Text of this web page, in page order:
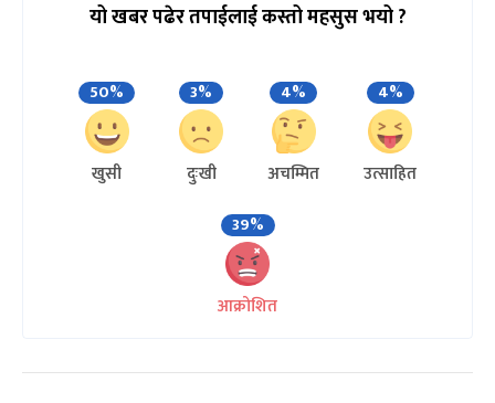
यो खबर पढेर तपाईलाई कस्तो महसुस भयो ?
50%
खुसी
3%
दुःखी
4%
अचम्मित
4%
उत्साहित
39%
आक्रोशित